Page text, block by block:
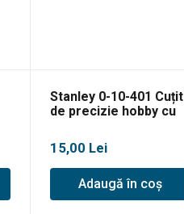
Stanley 0-10-401 Cuțit
de precizie hobby cu
15,00 Lei
Adaugă în coș